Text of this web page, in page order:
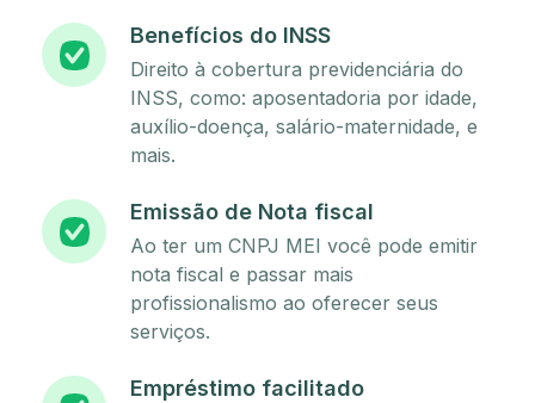
Benefícios do INSS
Direito à cobertura previdenciária do
INSS, como: aposentadoria por idade,
auxílio-doença, salário-maternidade, e
mais.
Emissão de Nota fiscal
Ao ter um CNPJ MEI você pode emitir
nota fiscal e passar mais
profissionalismo ao oferecer seus
serviços.
Empréstimo facilitado